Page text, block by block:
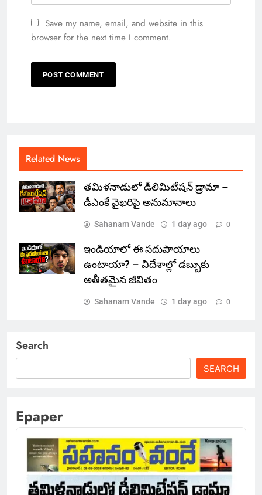
Save my name, email, and website in this
browser for the next time I comment.
Related News
తమిళనాడులో డీలిమిటేషన్ డ్రామా –
డీఎంకే వైఖరిపై అనుమానాలు
Sahanam Vande 1 day ago 0
ఇండియాలో‌ ఈ సదుపాయాలు
ఉంటాయా? – విదేశాల్లో డబ్బుకు
అతీతమైన జీవితం
Sahanam Vande 1 day ago 0
Search
SEARCH
Epaper